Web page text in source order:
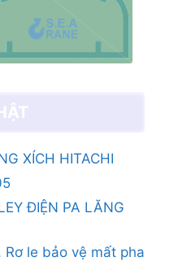
XÍCH HITACHI
ĐIỆN PA LĂNG
Rơ le bảo vệ mất pha